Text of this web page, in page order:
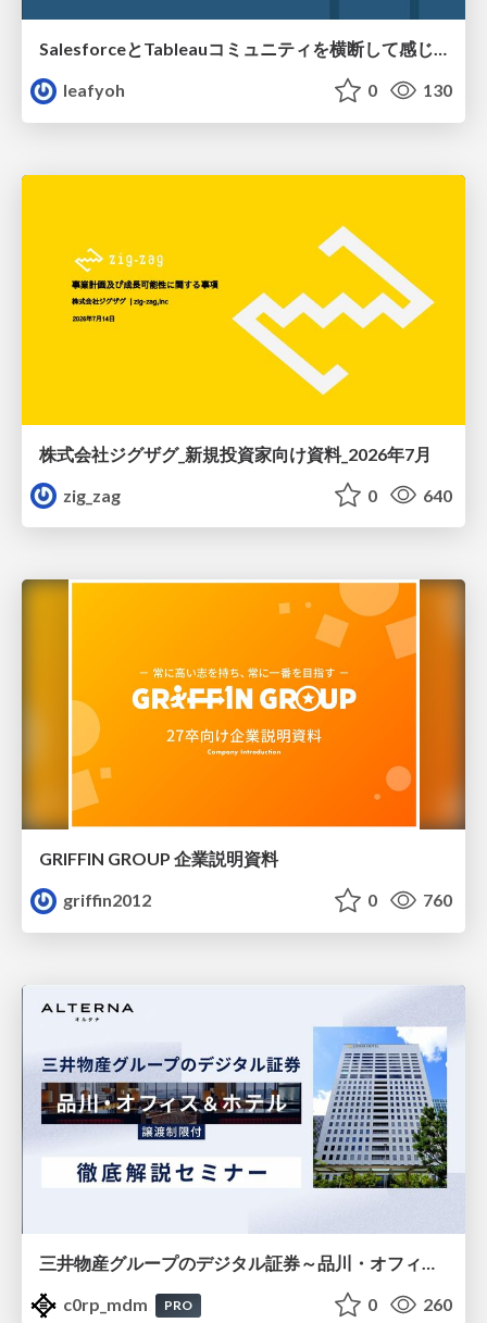
SalesforceとTableauコミュニティを横断して感じたこと（Osaka Dreamin）
leafyoh
0 130
株式会社ジグザグ_新規投資家向け資料_2026年7月
zig_zag
0 640
GRIFFIN GROUP 企業説明資料
griffin2012
0 760
三井物産グループのデジタル証券～品川・オフィス＆ホテル～徹底解説セミナー
c0rp_mdm
PRO 0 260